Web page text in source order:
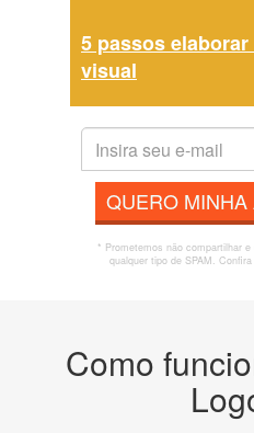
5 passos
visual
QUERO
* Prometemos não compartilhar
qualquer tipo de SPAM. Confira
Como